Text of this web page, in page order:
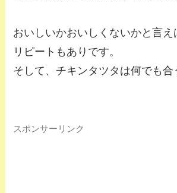
おいしいかおいしくないかと言え
リピートもありです。
そして、チキンタツタは何でも合
スポンサーリンク